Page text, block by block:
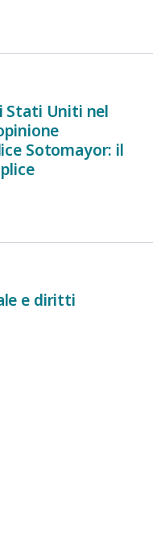
Stati Uniti nel
Sotomayor: il
e diritti